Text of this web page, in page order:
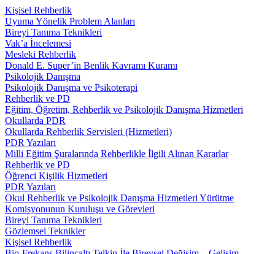
Kişisel Rehberlik
Uyuma Yönelik Problem Alanları
Bireyi Tanıma Teknikleri
Vak’a İncelemesi
Mesleki Rehberlik
Donald E. Super’in Benlik Kavramı Kuramı
Psikolojik Danışma
Psikolojik Danışma ve Psikoterapi
Rehberlik ve PD
Eğitim, Öğretim, Rehberlik ve Psikolojik Danışma Hizmetleri
Okullarda PDR
Okullarda Rehberlik Servisleri (Hizmetleri)
PDR Yazıları
Milli Eğitim Şuralarında Rehberlikle İlgili Alınan Kararlar
Rehberlik ve PD
Öğrenci Kişilik Hizmetleri
PDR Yazıları
Okul Rehberlik ve Psikolojik Danışma Hizmetleri Yürütme
Komisyonunun Kuruluşu ve Görevleri
Bireyi Tanıma Teknikleri
Gözlemsel Teknikler
Kişisel Rehberlik